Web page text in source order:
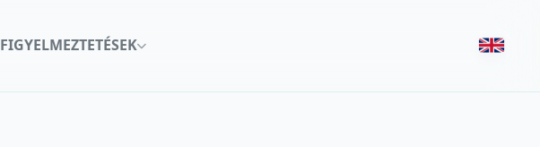
FIGYELMEZTETÉSEK